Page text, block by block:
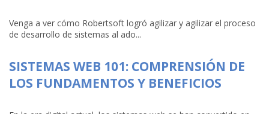
Venga a ver cómo Robertsoft logró agilizar y agilizar el proceso
de desarrollo de sistemas al ado...
SISTEMAS WEB 101: COMPRENSIÓN DE
LOS FUNDAMENTOS Y BENEFICIOS